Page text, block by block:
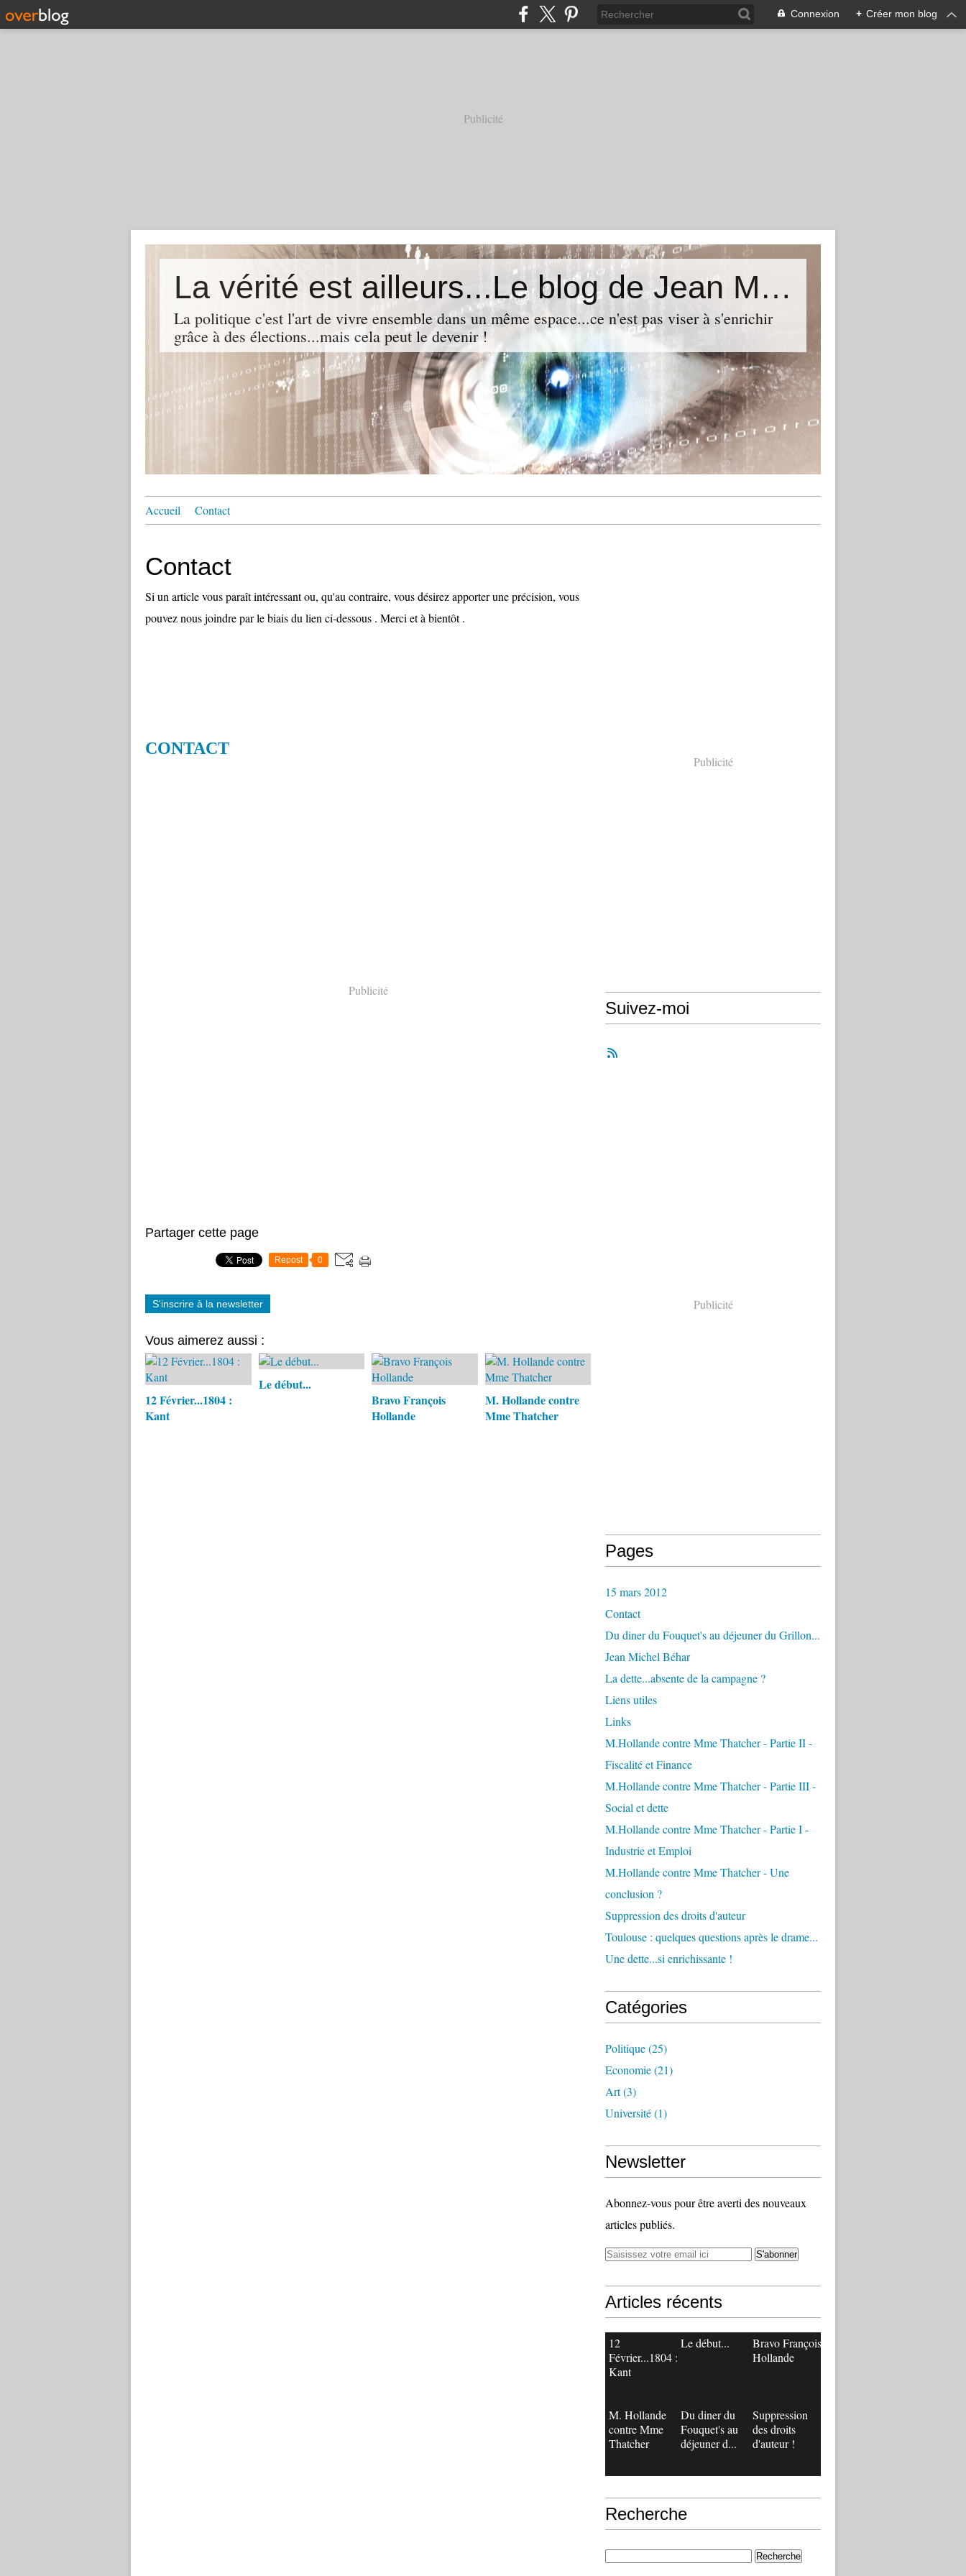
Connexion + Créer mon blog
Publicité
La vérité est ailleurs...Le blog de Jean Michel Béhar
La politique c'est l'art de vivre ensemble dans un même espace...ce n'est pas viser à s'enrichir
grâce à des élections...mais cela peut le devenir !
Accueil Contact
Contact
Si un article vous paraît intéressant ou, qu'au contraire, vous désirez apporter une précision, vous
pouvez nous joindre par le biais du lien ci-dessous . Merci et à bientôt .
CONTACT
Publicité
Partager cette page
Repost 0
S'inscrire à la newsletter
Vous aimerez aussi :
12 Février...1804 :
Kant
Le début...
Bravo François
Hollande
M. Hollande contre
Mme Thatcher
Publicité
Suivez-moi
Publicité
Pages
15 mars 2012
Contact
Du diner du Fouquet's au déjeuner du Grillon...
Jean Michel Béhar
La dette...absente de la campagne ?
Liens utiles
Links
M.Hollande contre Mme Thatcher - Partie II -
Fiscalité et Finance
M.Hollande contre Mme Thatcher - Partie III -
Social et dette
M.Hollande contre Mme Thatcher - Partie I -
Industrie et Emploi
M.Hollande contre Mme Thatcher - Une
conclusion ?
Suppression des droits d'auteur
Toulouse : quelques questions après le drame...
Une dette...si enrichissante !
Catégories
Politique(25)
Economie(21)
Art(3)
Université(1)
Newsletter
Abonnez-vous pour être averti des nouveaux
articles publiés.
Articles récents
12
Février...1804 :
Kant
Le début...
Bravo François
Hollande
M. Hollande
contre Mme
Thatcher
Du diner du
Fouquet's au
déjeuner d...
Suppression
des droits
d'auteur !
Recherche